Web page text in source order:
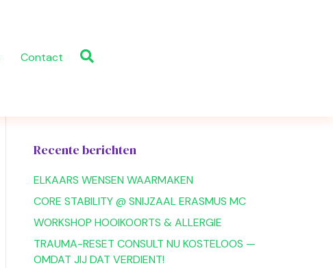
Contact
Recente berichten
ELKAARS WENSEN WAARMAKEN
CORE STABILITY @ SNIJZAAL ERASMUS MC
WORKSHOP HOOIKOORTS & ALLERGIE
TRAUMA-RESET CONSULT NU KOSTELOOS —
OMDAT JIJ DAT VERDIENT!